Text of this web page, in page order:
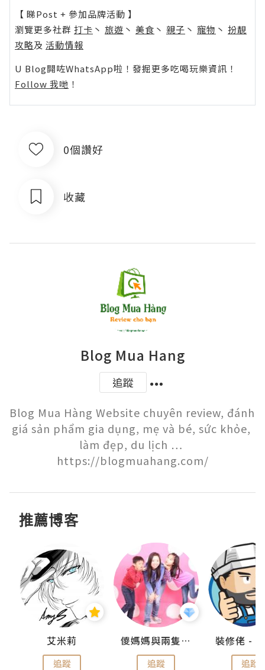
【 睇Post + 參加品牌活動 】
瀏覽更多社群 打卡 丶 旅遊 丶 美食 丶 親子 丶 寵物 丶 扮靚
攻略及 活動情報
U Blog開咗WhatsApp啦！發掘更多吃喝玩樂資訊！
Follow 我哋 ！
0個讚好
收藏
Blog Mua Hang
追蹤
Blog Mua Hàng Website chuyên review, đánh
giá sản phẩm gia dụng, mẹ và bé, sức khỏe,
làm đẹp, du lịch …
https://blogmuahang.com/
推薦博客
艾米莉
追蹤
儍媽媽與兩隻小魔怪之家
追蹤 追蹤